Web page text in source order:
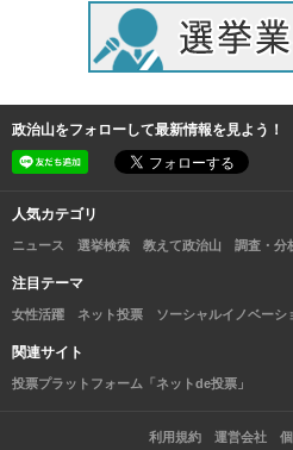
政治山をフォローして最新情報を見よう！
人気カテゴリ
ニュース 選挙検索 教えて政治山 調査・分
注目テーマ
女性活躍 ネット投票 ソーシャルイノベーシ
関連サイト
投票プラットフォーム「ネットde投票」
利用規約 運営会社